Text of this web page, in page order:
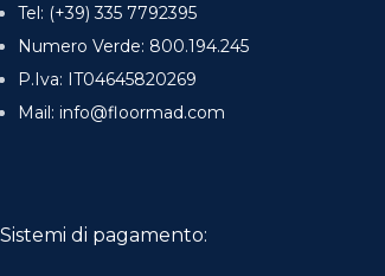
Tel: (+39) 335 7792395
Numero Verde: 800.194.245
P.Iva: IT04645820269
Mail: info@floormad.com
Sistemi di pagamento: